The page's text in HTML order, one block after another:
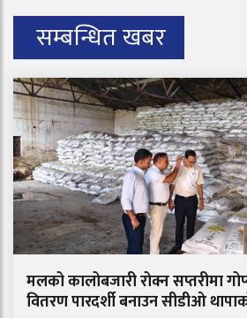
सम्बन्धित खबर
मलको कालोबजारी रोक्न सप्तरीमा
वितरण पारदर्शी बनाउन सीडीओ